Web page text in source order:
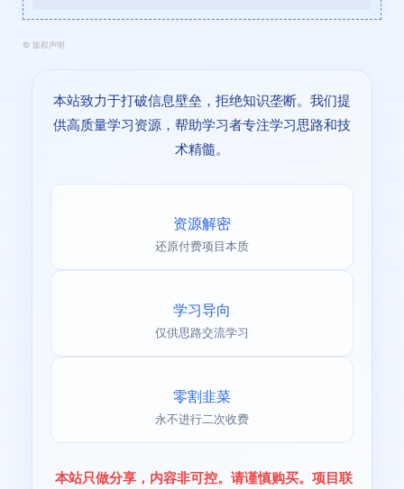
© 版权声明
本站致力于打破信息壁垒，拒绝知识垄断。我们提
供高质量学习资源，帮助学习者专注学习思路和技
术精髓。
资源解密
还原付费项目本质
学习导向
仅供思路交流学习
零割韭菜
永不进行二次收费
本站只做分享，内容非可控。请谨慎购买。项目联